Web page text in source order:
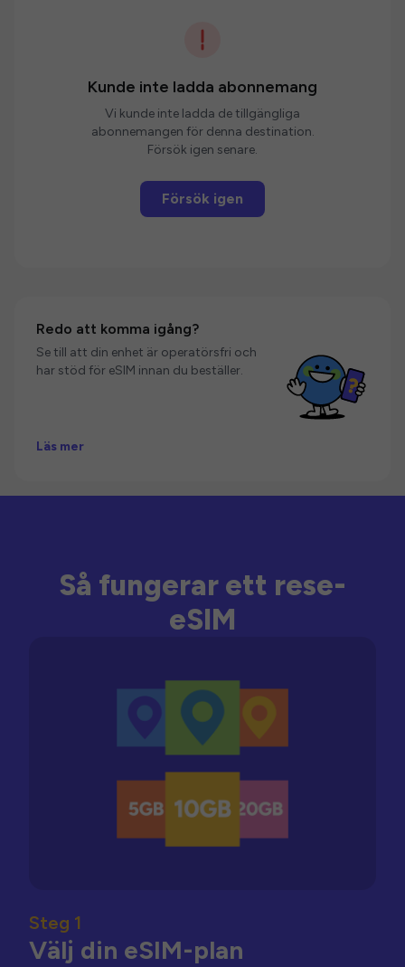
Kunde inte ladda abonnemang
Vi kunde inte ladda de tillgängliga
abonnemangen för denna destination.
Försök igen senare.
Försök igen
Redo att komma igång?
Se till att din enhet är operatörsfri och
har stöd för eSIM innan du beställer.
Läs mer
Så fungerar ett rese-
eSIM
Steg 1
Välj din eSIM-plan